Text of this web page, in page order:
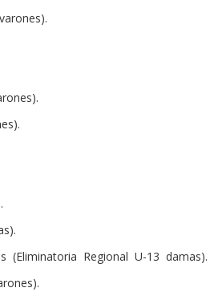
(Eliminatoria Regional U-13 damas).